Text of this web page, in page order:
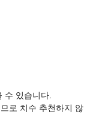
수 있습니다.
로 치수 추천하지 않